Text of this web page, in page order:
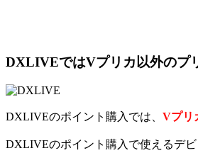
DXLIVEではVプリカ以外のプ
DXLIVEのポイント購入では、 Vプリ
DXLIVEのポイント購入で使えるデ